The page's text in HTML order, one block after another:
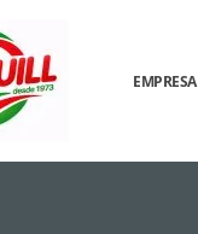
EMPRESA